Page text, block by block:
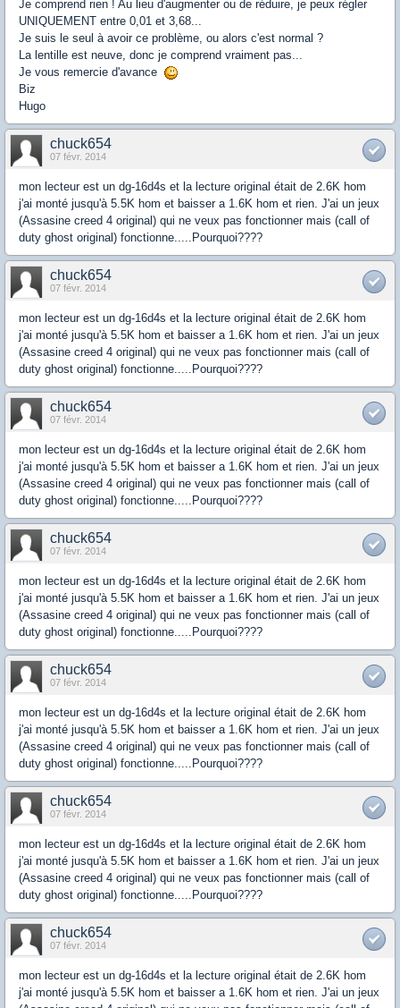
Je comprend rien ! Au lieu d'augmenter ou de réduire, je peux régler
UNIQUEMENT entre 0,01 et 3,68...
Je suis le seul à avoir ce problème, ou alors c'est normal ?
La lentille est neuve, donc je comprend vraiment pas...
Je vous remercie d'avance
Biz
Hugo
chuck654
07 févr. 2014
mon lecteur est un dg-16d4s et la lecture original était de 2.6K hom
j'ai monté jusqu'à 5.5K hom et baisser a 1.6K hom et rien. J'ai un jeux
(Assasine creed 4 original) qui ne veux pas fonctionner mais (call of
duty ghost original) fonctionne.....Pourquoi????
chuck654
07 févr. 2014
mon lecteur est un dg-16d4s et la lecture original était de 2.6K hom
j'ai monté jusqu'à 5.5K hom et baisser a 1.6K hom et rien. J'ai un jeux
(Assasine creed 4 original) qui ne veux pas fonctionner mais (call of
duty ghost original) fonctionne.....Pourquoi????
chuck654
07 févr. 2014
mon lecteur est un dg-16d4s et la lecture original était de 2.6K hom
j'ai monté jusqu'à 5.5K hom et baisser a 1.6K hom et rien. J'ai un jeux
(Assasine creed 4 original) qui ne veux pas fonctionner mais (call of
duty ghost original) fonctionne.....Pourquoi????
chuck654
07 févr. 2014
mon lecteur est un dg-16d4s et la lecture original était de 2.6K hom
j'ai monté jusqu'à 5.5K hom et baisser a 1.6K hom et rien. J'ai un jeux
(Assasine creed 4 original) qui ne veux pas fonctionner mais (call of
duty ghost original) fonctionne.....Pourquoi????
chuck654
07 févr. 2014
mon lecteur est un dg-16d4s et la lecture original était de 2.6K hom
j'ai monté jusqu'à 5.5K hom et baisser a 1.6K hom et rien. J'ai un jeux
(Assasine creed 4 original) qui ne veux pas fonctionner mais (call of
duty ghost original) fonctionne.....Pourquoi????
chuck654
07 févr. 2014
mon lecteur est un dg-16d4s et la lecture original était de 2.6K hom
j'ai monté jusqu'à 5.5K hom et baisser a 1.6K hom et rien. J'ai un jeux
(Assasine creed 4 original) qui ne veux pas fonctionner mais (call of
duty ghost original) fonctionne.....Pourquoi????
chuck654
07 févr. 2014
mon lecteur est un dg-16d4s et la lecture original était de 2.6K hom
j'ai monté jusqu'à 5.5K hom et baisser a 1.6K hom et rien. J'ai un jeux